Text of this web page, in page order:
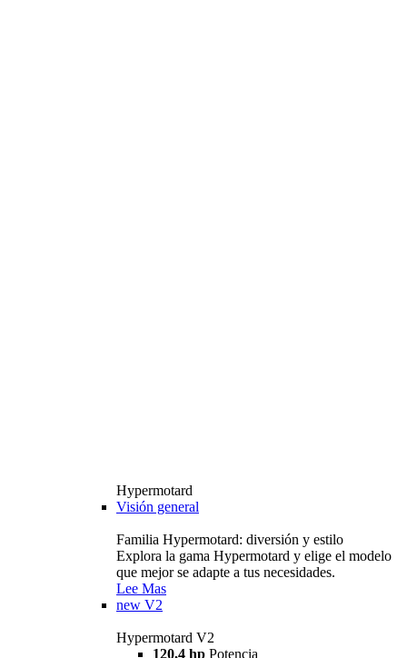
Hypermotard
Visión general
Familia Hypermotard: diversión y estilo
Explora la gama Hypermotard y elige el modelo
que mejor se adapte a tus necesidades.
Lee Mas
new V2
Hypermotard V2
120,4 hp Potencia